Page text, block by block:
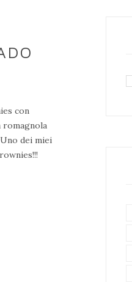
con
romagnola
dei miei